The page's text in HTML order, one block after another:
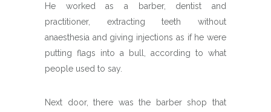
He worked as a barber, dentist and
practitioner, extracting teeth without
anaesthesia and giving injections as if he were
putting flags into a bull, according to what
people used to say.
Next door, there was the barber shop that